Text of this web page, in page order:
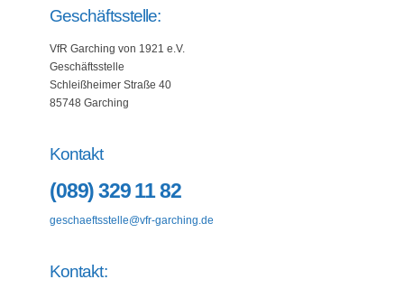
Geschäftsstelle:
VfR Garching von 1921 e.V.
Geschäftsstelle
Schleißheimer Straße 40
85748 Garching
Kontakt
(089) 329 11 82
geschaeftsstelle@vfr-garching.de
Kontakt: